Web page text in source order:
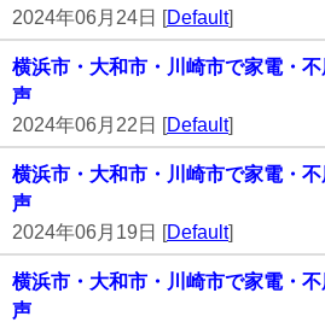
2024年06月24日 [Default]
横浜市・大和市・川崎市で家電・
声
2024年06月22日 [Default]
横浜市・大和市・川崎市で家電・
声
2024年06月19日 [Default]
横浜市・大和市・川崎市で家電・
声